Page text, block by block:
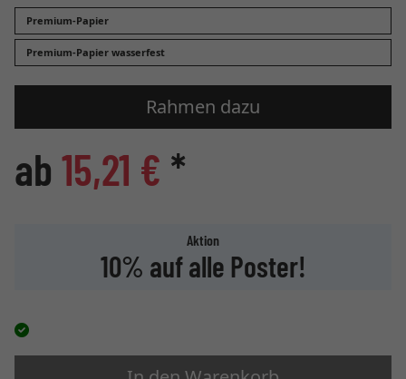
Premium-Papier
Premium-Papier wasserfest
Rahmen dazu
ab 15,21 € *
Aktion
10% auf alle Poster!